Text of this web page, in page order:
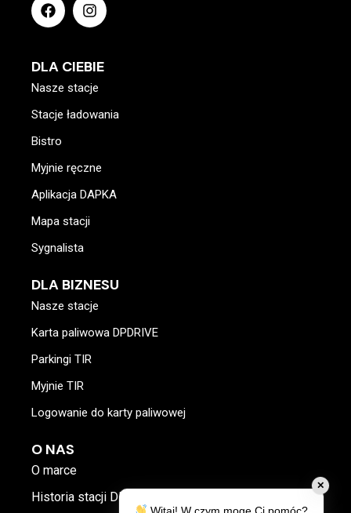
DLA CIEBIE
Nasze stacje
Stacje ładowania
Bistro
Myjnie ręczne
Aplikacja DAPKA
Mapa stacji
Sygnalista
DLA BIZNESU
Nasze stacje
Karta paliwowa DPDRIVE
Parkingi TIR
Myjnie TIR
Logowanie do karty paliwowej
O NAS
O marce
Historia stacji DP
✕
Witaj! W czym mogę Ci pomóc?